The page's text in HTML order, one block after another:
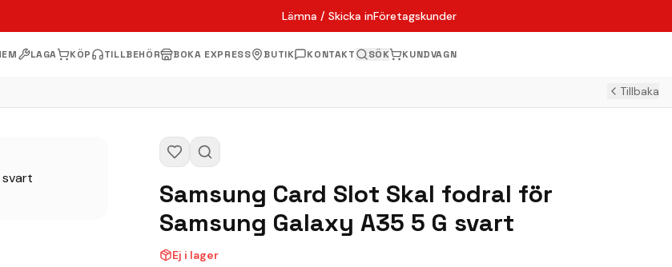
Lämna / Skicka inFöretagskunder
LAGA KÖP TILLBEHÖR BOKA EXPRESS BUTIK KONTAKT SÖK KUNDVAGN
Tillbaka
Samsung Card Slot Skal fodral för
Samsung Galaxy A35 5 G svart
Ej i lager